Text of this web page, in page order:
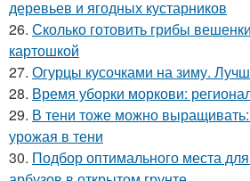
деревьев и ягодных кустарников
26. Сколько готовить грибы
картошкой
27. Огурцы кусочками на зиму.
28. Время уборки моркови:
29. В тени тоже можно
урожая в тени
30. Подбор оптимального места